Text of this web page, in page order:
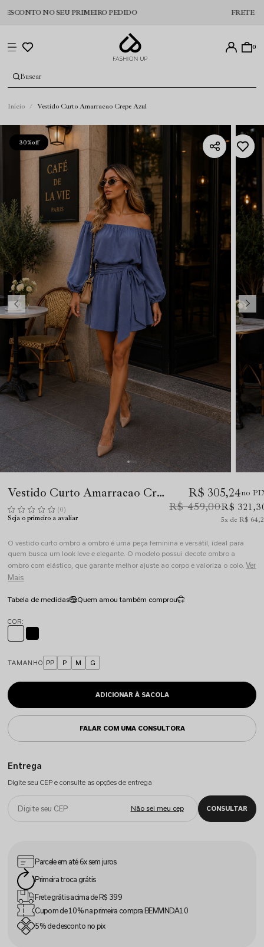
NO SEU PRIMEIRO PEDIDO FRETE GRÁTIS
0
Início Vestido Curto Amarracao Crepe Azul
30%off
Vestido Curto Amarracao Crepe Azul
(0)
Seja o primeiro a avaliar
R$ 305,24no
R$ 459,00R$
5x R$
O vestido curto ombro a ombro é uma peça feminina e versátil, ideal para
quem busca um look leve e elegante. O modelo possui decote ombro a
ombro com elástico, que garante melhor ajuste ao corpo e valoriza o colo. Ver
Mais
Tabela de medidas Quem amou também comprou
TAMANHO PP P M G
Parcele em até6x sem juros
Primeira troca grátis
Frete grátis acimade R$ 399
Cupom de 10% naprimeira compraBEMVINDA10
5% de desconto no pix